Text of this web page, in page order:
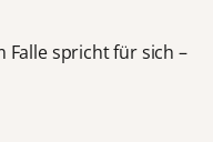
Falle spricht für sich –